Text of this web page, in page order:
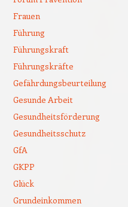
Frauen
Führung
Führungskraft
Führungskräfte
Gefährdungsbeurteilung
Gesunde Arbeit
Gesundheitsförderung
Gesundheitsschutz
GfA
GKPP
Glück
Grundeinkommen